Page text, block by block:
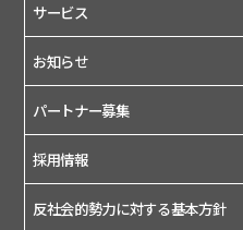
サービス
お知らせ
パートナー募集
採用情報
反社会的勢力に対する基本方針